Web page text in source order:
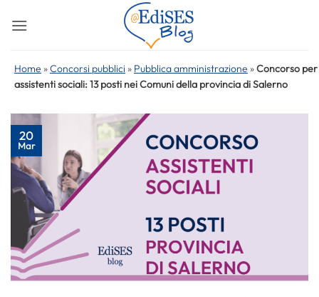
Home »Concorsi pubblici » Pubblica amministrazione »Concorso per
assistenti sociali: 13 posti nei Comuni della provincia di Salerno
20
Mar